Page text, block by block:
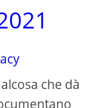
che dà